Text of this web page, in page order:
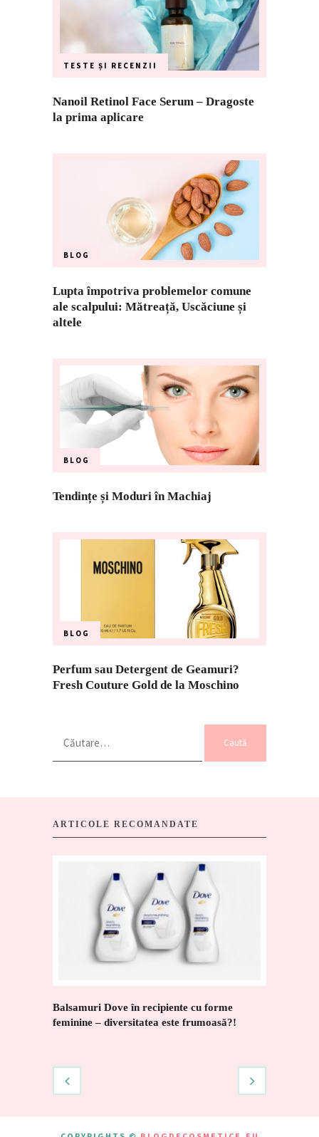
TESTE ȘI RECENZII
Nanoil Retinol Face Serum – Dragoste
la prima aplicare
BLOG
Lupta împotriva problemelor comune
ale scalpului: Mătreață, Uscăciune și
altele
BLOG
Tendințe și Moduri în Machiaj
BLOG
Perfum sau Detergent de Geamuri?
Fresh Couture Gold de la Moschino
după:
ARTICOLE RECOMANDATE
Balsamuri Dove în recipiente cu forme
feminine – diversitatea este frumoasă?!